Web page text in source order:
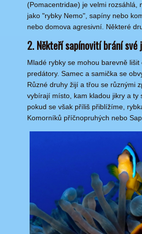
(Pomacentridae) je velmi rozsáhlá,
jako "rybky Nemo", sapíny nebo
nebo domova agresivní. Některé
2. Někteří sapínovití brání své
Mladé rybky se mohou barevně
predátory. Samec a samička se
Různé druhy žijí a třou se různými
vybírají místo, kam kladou jikry a ty
pokud se však příliš přiblížíme,
Komorníků příčnopruhých nebo